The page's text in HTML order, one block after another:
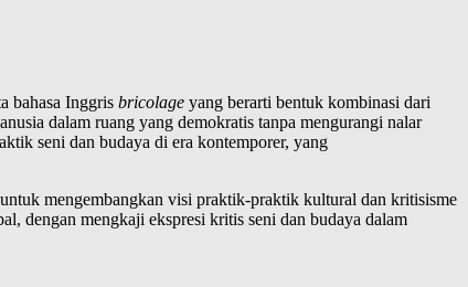
bahasa Inggris bricolage yang berarti bentuk kombinasi dari
dalam ruang yang demokratis tanpa mengurangi nalar
seni dan budaya di era kontemporer, yang
mengembangkan visi praktik-praktik kultural dan kritisisme
dengan mengkaji ekspresi kritis seni dan budaya dalam